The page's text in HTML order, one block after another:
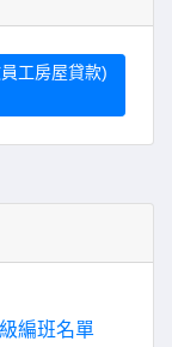
工房屋貸款)
編班名單